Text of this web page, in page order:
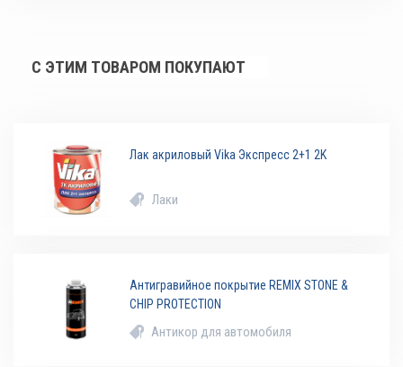
С ЭТИМ ТОВАРОМ ПОКУПАЮТ
Лак акриловый Vika Экспресс 2+1 2K
Лаки
Антигравийное покрытие REMIX STONE &
CHIP PROTECTION
Антикор для автомобиля